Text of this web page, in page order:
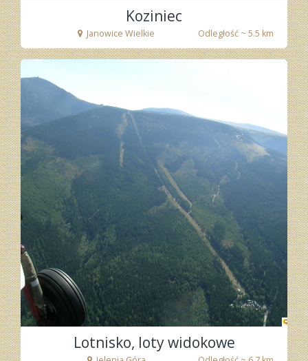
Koziniec
Janowice Wielkie Odległość ~ 5.5 km
fot. Tenet
Lotnisko, loty widokowe